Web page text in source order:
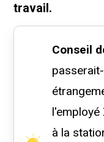
travail.
Conseil
l'employé
à la